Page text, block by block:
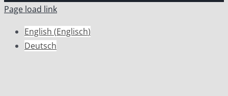
Page load link
English (Englisch)
Deutsch